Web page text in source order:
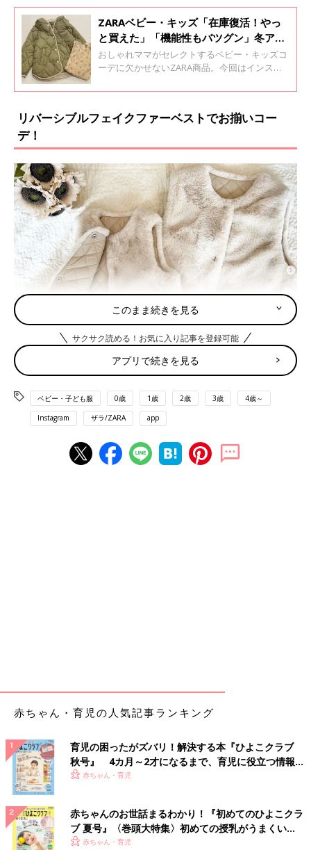
ZARAベビー・キッズ「在庫復活！やっ
と買えた」「機能性もバツグン」冬アウ
ターおすすめ4選
おしゃれママがセレクトするベビー・キッズコ
ーデに欠かせないZARA商品。今回はインスタ
介します！ぜひ毎日コーデに取り入れてみてく
リバーシブルフェイクファーベストでお揃いコー
デ！
kiiik0582さんは、ZARAで買ったリバーシブルフェイクファーベ
ストでお揃いコーデ！フェイクファーとキルト生地のリバーシブ
10秒で完売！人気のモコモコアウター
このまま続きを見る
サクサク読める！お気に入り記事を登録可能
アプリで続きを見る
ベビー・子ども服 0歳 1歳 2歳 3歳 4歳～
Instagram ザラ/ZARA app
赤ちゃん・育児の人気記事ランキング
育児の困ったがズバリ！解決する本『ひよこクラブ
秋号』 4カ月～2才になるまで、育児に役立つ情報が
いっぱい！
赤ちゃん・育児
赤ちゃんのお世話まるわかり！『初めてのひよこクラ
ブ 夏号』〈巻頭大特集〉初めての授乳がうまくい
く！ おっぱい・ミルクの基本と夏のトラブル 解決テ
赤ちゃん・育児